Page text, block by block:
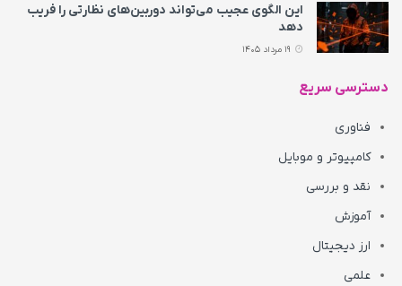
این الگوی عجیب می‌تواند دوربین‌های نظارتی را فریب
دهد
دسترسی سریع
فناوری
کامپیوتر و موبایل
نقد و بررسی
آموزش
ارز دیجیتال
علمی